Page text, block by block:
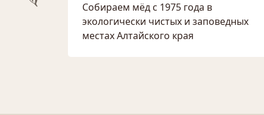
Собираем мёд с 1975 года в
экологически чистых и заповедных
местах Алтайского края